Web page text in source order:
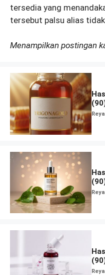
tersedia yang
tersebut palsu alias
Menampilkan postingan
Reya
Reya
Reya